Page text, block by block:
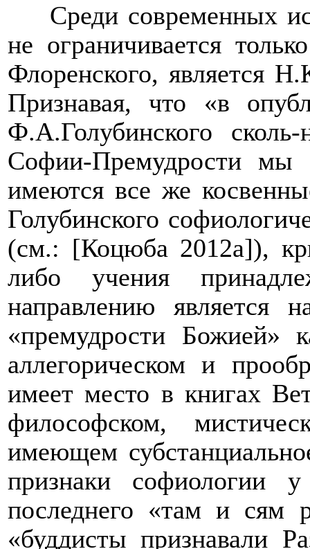
Среди современных
не ограничивается
Флоренского, является
Признавая, что «в
Ф.А.Голубинского
Софии-Премудрости мы
имеются все же
Голубинского
(см.: [Коцюба 2012а]),
либо учения
направлению является
«премудрости Божией»
аллегорическом и
имеет место в книгах
философском,
имеющем
признаки софиологии
последнего «там и сям
«буддисты признавали